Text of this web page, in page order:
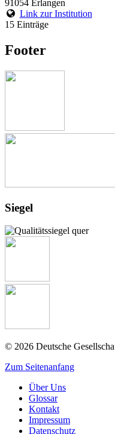
91054 Erlangen
Link zur Institution
15 Einträge
Footer
Siegel
© 2026 Deutsche
Zum Seitenanfang
Über Uns
Glossar
Kontakt
Impressum
Datenschutz